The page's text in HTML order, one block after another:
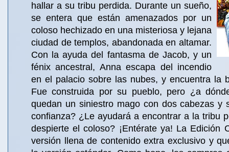
hallar a su tribu perdida. Durante un sueño,
se entera que están amenazados por un
coloso hechizado en una misteriosa y lejana
ciudad de templos, abandonada en altamar.
Con la ayuda del fantasma de Jacob, y un
fénix ancestral, Anna escapa del incendio
en el palacio sobre las nubes, y encuentra la
Fue construida por su pueblo, pero ¿a
quedan un siniestro mago con dos cabezas y
confianza? ¿Le ayudará a encontrar a la tribu
despierte el coloso? ¡Entérate ya! La Edición
versión llena de contenido extra exclusivo y